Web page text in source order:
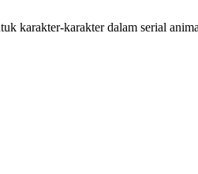
karakter-karakter dalam serial